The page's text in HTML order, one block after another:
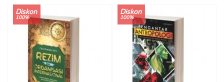
Diskon
100%
Diskon
100%